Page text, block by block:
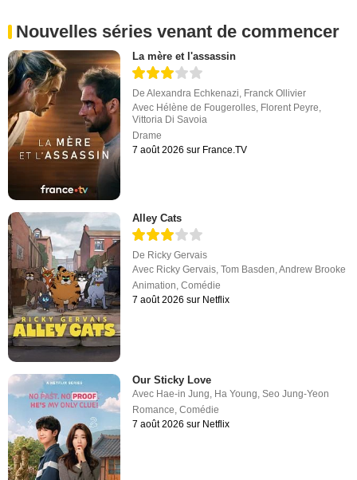
Nouvelles séries venant de commencer
La mère et l'assassin
DeAlexandra Echkenazi Franck Ollivier
Avec Hélène de Fougerolles Florent Peyre
Vittoria Di Savoia
Drame
7 août 2026 sur France.TV
Alley Cats
De Ricky Gervais
Avec Ricky Gervais,Tom Basden,Andrew Brooke
Animation,Comédie
7 août 2026 sur Netflix
Our Sticky Love
Avec Hae-in Jung, Ha Young,Seo Jung-Yeon
Romance,Comédie
7 août 2026 sur Netflix